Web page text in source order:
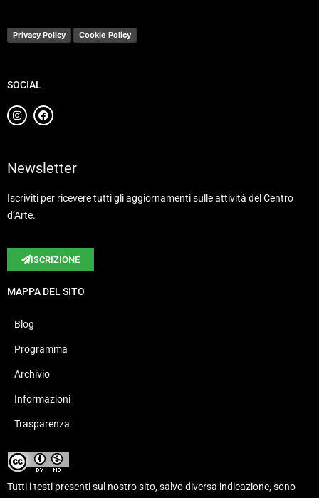
Privacy Policy Cookie Policy
SOCIAL
Newsletter
Iscriviti per ricevere tutti gli aggiornamenti sulle attività del Centro
d’Arte.
ISCRIZIONE
MAPPA DEL SITO
Blog
Programma
Archivio
Informazioni
Trasparenza
Tutti i testi presenti sul nostro sito, salvo diversa indicazione, sono